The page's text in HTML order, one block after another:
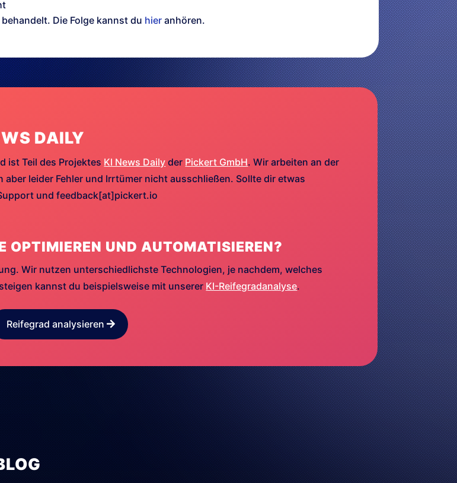
behandelt. Die Folge kannst du hier anhören.
DAILY
ist Teil des Projektes KI News Daily der Pickert GmbH. Wir arbeiten an der
leider Fehler und Irrtümer nicht ausschließen. Sollte dir etwas
und feedback[at]pickert.io
OPTIMIEREN UND AUTOMATISIEREN?
Wir nutzen unterschiedlichste Technologien, je nachdem, welches
kannst du beispielsweise mit unserer KI-Reifegradanalyse.
Reifegrad analysieren